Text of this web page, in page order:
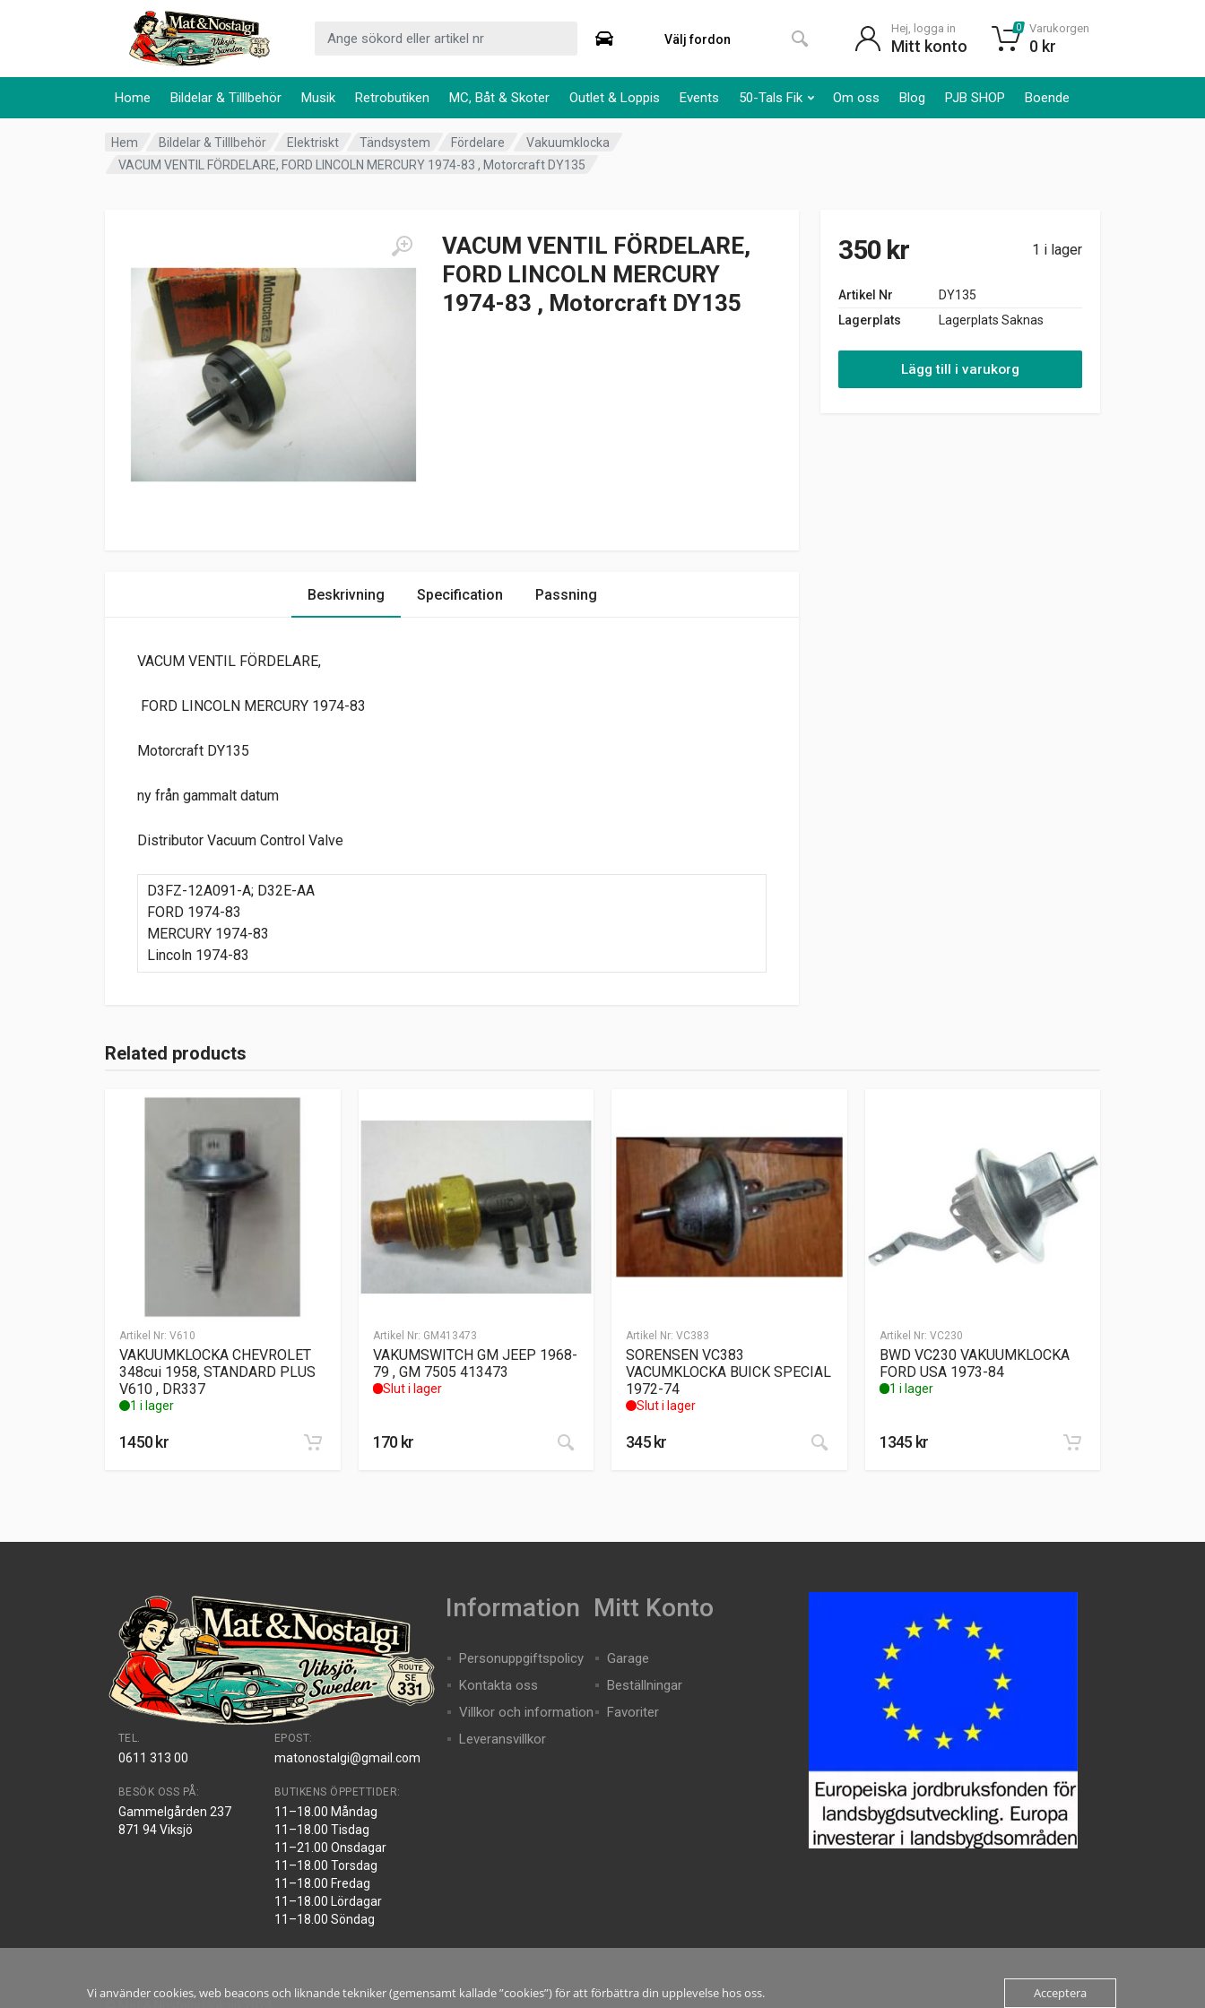
Home Bildelar & Tilllbehör Musik Retrobutiken MC, Båt & Skoter Outlet & Loppis Events 50-Tals Fik Om oss Blog PJB SHOP Boende
Välj fordon
Hej, logga in
Mitt konto
0 Varukorgen
0 kr
Hem Bildelar & Tilllbehör Elektriskt Tändsystem Fördelare
Vakuumklocka
VACUM VENTIL FÖRDELARE, FORD LINCOLN MERCURY 1974-83 , Motorcraft DY135
VACUM VENTIL FÖRDELARE,
FORD LINCOLN MERCURY
1974-83 , Motorcraft DY135
350 kr 1 i lager
Artikel Nr
DY135
Lagerplats
Lagerplats Saknas
Lägg till i varukorg
Beskrivning Specification Passning
VACUM VENTIL FÖRDELARE,
FORD LINCOLN MERCURY 1974-83
Motorcraft DY135
ny från gammalt datum
Distributor Vacuum Control Valve
D3FZ-12A091-A; D32E-AA
FORD 1974-83
MERCURY 1974-83
Lincoln 1974-83
Related products
Artikel Nr: V610
VAKUUMKLOCKA CHEVROLET
348cui 1958, STANDARD PLUS
V610 , DR337
1 i lager
1450kr
Artikel Nr: GM413473
VAKUMSWITCH GM JEEP 1968-
79 , GM 7505 413473
Slut i lager
170kr
Artikel Nr: VC383
SORENSEN VC383
VACUMKLOCKA BUICK SPECIAL
1972-74
Slut i lager
345kr
Artikel Nr: VC230
BWD VC230 VAKUUMKLOCKA
FORD USA 1973-84
1 i lager
1345 kr
TEL.
0611 313 00
EPOST:
matonostalgi@gmail.com
BESÖK OSS PÅ:
Gammelgården 237
871 94 Viksjö
BUTIKENS ÖPPETTIDER:
11–18.00 Måndag
11–18.00 Tisdag
11–21.00 Onsdagar
11–18.00 Torsdag
11–18.00 Fredag
11–18.00 Lördagar
11–18.00 Söndag
Information
Personuppgiftspolicy
Kontakta oss
Villkor och information
Leveransvillkor
Mitt Konto
Garage
Beställningar
Favoriter
Vi använder cookies, web beacons och liknande tekniker (gemensamt kallade ”cookies”) för att förbättra din upplevelse hos oss. Acceptera